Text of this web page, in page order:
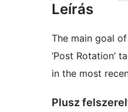
Leírás
The main goal
‘Post Rotation’
in the most
Plusz